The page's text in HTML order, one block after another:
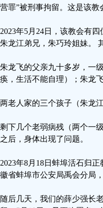
营罪”被刑事拘留。这是该教
2023年5月24日，该教会有
朱龙江弟兄，朱巧玲姐妹。
朱龙飞的父亲九十多岁，一
痪，生活不能自理）；朱龙
两老人家的三个孩子（朱龙
剩下几个老弱病残（两个一
之后，身体出现了问题。
2023年8月18日蚌埠活石归
徽省蚌埠市公安局禹会分局
随后几天，我们的薛少强长